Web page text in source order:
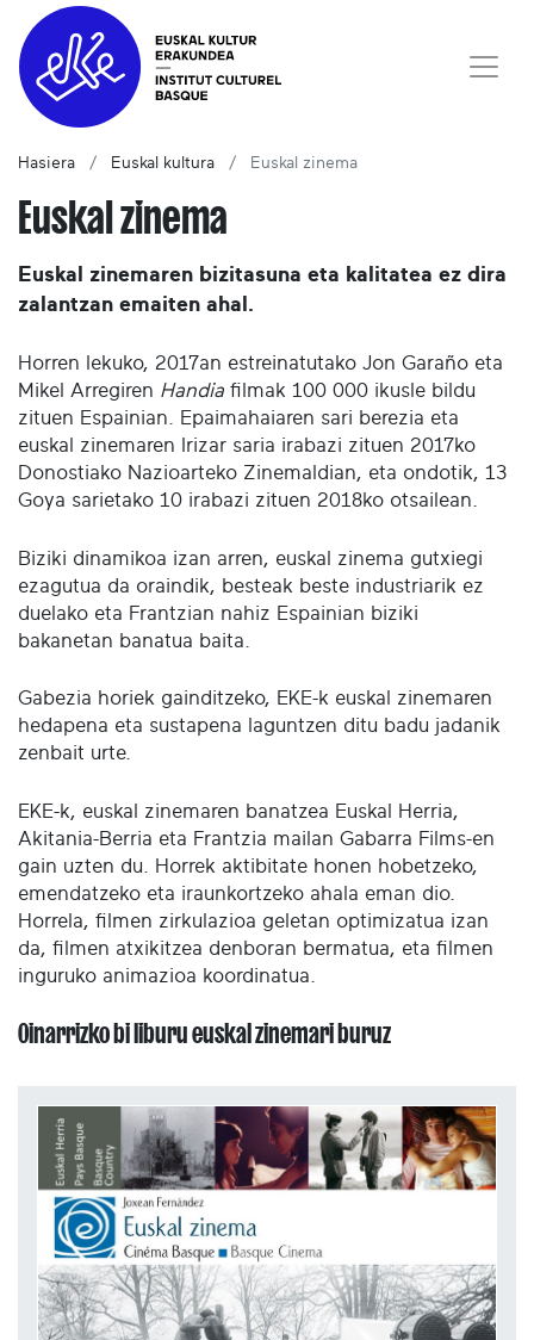
Hasiera Euskal kultura Euskal zinema
Euskal zinema
Euskal zinemaren bizitasuna eta kalitatea ez dira
zalantzan emaiten ahal.
Horren lekuko, 2017an estreinatutako Jon Garaño eta
Mikel Arregiren Handia filmak 100 000 ikusle bildu
zituen Espainian. Epaimahaiaren sari berezia eta
euskal zinemaren Irizar saria irabazi zituen 2017ko
Donostiako Nazioarteko Zinemaldian, eta ondotik, 13
Goya sarietako 10 irabazi zituen 2018ko otsailean.
Biziki dinamikoa izan arren, euskal zinema gutxiegi
ezagutua da oraindik, besteak beste industriarik ez
duelako eta Frantzian nahiz Espainian biziki
bakanetan banatua baita.
Gabezia horiek gainditzeko, EKE-k euskal zinemaren
hedapena eta sustapena laguntzen ditu badu jadanik
zenbait urte.
EKE-k, euskal zinemaren banatzea Euskal Herria,
Akitania-Berria eta Frantzia mailan Gabarra Films-en
gain uzten du. Horrek aktibitate honen hobetzeko,
emendatzeko eta iraunkortzeko ahala eman dio.
Horrela, filmen zirkulazioa geletan optimizatua izan
da, filmen atxikitzea denboran bermatua, eta filmen
inguruko animazioa koordinatua.
Oinarrizko bi liburu euskal zinemari buruz